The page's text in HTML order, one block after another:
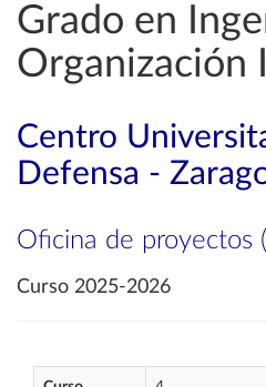
Grado en
Organización
Centro
Defensa -
Oficina de proyectos
Curso 2025-2026